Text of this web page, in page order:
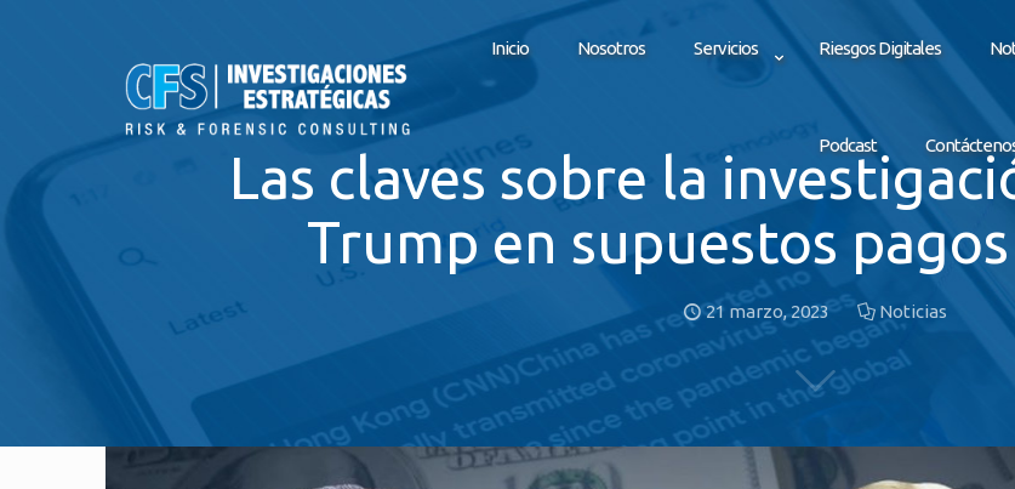
Inicio Nosotros Servicios Riesgos Digitales
Podcast
Las claves sobre la
Trump en supuestos
21 marzo, 2023 Noticias